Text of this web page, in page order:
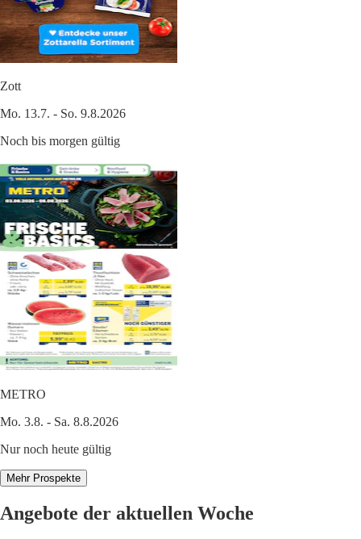
Zott
Mo. 13.7. - So. 9.8.2026
Noch bis morgen gültig
METRO
Mo. 3.8. - Sa. 8.8.2026
Nur noch heute gültig
Mehr Prospekte
Angebote der aktuellen Woche